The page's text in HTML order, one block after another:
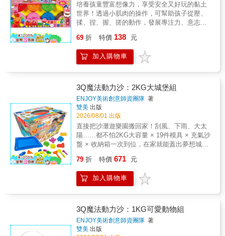
培養孩童豐富想像力，享受安全又好玩的黏土
世界！透過小肌肉的操作，可幫助孩子從壓、
揉、捏、握、搓的動作，發展專注力、意志
像，多次嘗試和變化，將能達到藝術智能的培
養。本產品為通過安全檢驗的無毒黏土，讓孩
子玩得安心又安全，家長也放心。●此黏土的主
密封設計，關緊並妥善保管。●容器毀損易造成
黏土變硬，請勿繼續使用。●黏土表面有時會有
白色的結晶，純粹是鹽分，請安心使用。●手上
有傷口時，請勿使用本產品。●請一起保存此注
意項目與黏土。
69 折 特價 138 元
加入購物車
3Q魔法動力沙：2KG大城堡組
ENJOY美術創意師資團隊 著
雙美 出版
2026/08/01 出版
直接把沙灘遊樂園搬回家！刮風、下雨、大太
陽……都不怕2KG大容量 × 19件模具 × 充氣沙
盤 × 收納箱一次到位，在家就能蓋出夢想城
✓ 專注力 ✓喜歡玩沙是孩子的天性，做沙雕、
蓋城堡、挖護城河、壓印模、捏造型、劃沙
畫……多種玩法，激發孩子的無限潛能！2KG
夠✔ 19件綜合造型模具組 → 城堡、海洋動
物、交通工具……款式最多✔ 超大充氣沙盤 →
沙子不亂飛，玩沙範圍剛剛好✔ 貼心收納箱 →
79 折 特價 671 元
加入購物車
3Q魔法動力沙：1KG可愛動物組
ENJOY美術創意師資團隊 著
雙美 出版